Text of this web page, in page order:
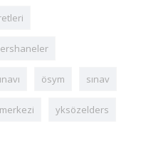
ösym sınav
yksözelders